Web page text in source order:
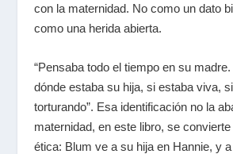
con la maternidad. No como un dato
como una herida abierta.
“Pensaba todo el tiempo en su
dónde estaba su hija, si estaba viva,
torturando”. Esa identificación no la
maternidad, en este libro, se
ética: Blum ve a su hija en Hannie, y